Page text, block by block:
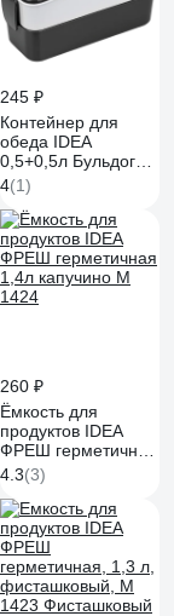
245 ₽
Контейнер для
обеда IDEA
0,5+0,5л Бульдоги
М 1233
4(1)
260 ₽
Ёмкость для
продуктов IDEA
ФРЕШ герметичная
1,4л капучино М
1424
4.3(3)